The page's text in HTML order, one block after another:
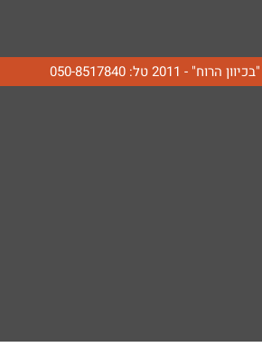
טל: 050-8517840